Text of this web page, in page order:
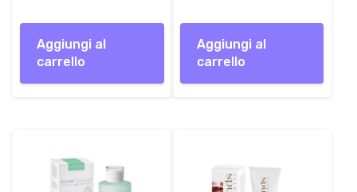
Aggiungi al
carrello
Aggiungi al
carrello